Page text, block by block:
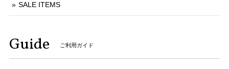
SALE ITEMS
Guide ご利用ガイド